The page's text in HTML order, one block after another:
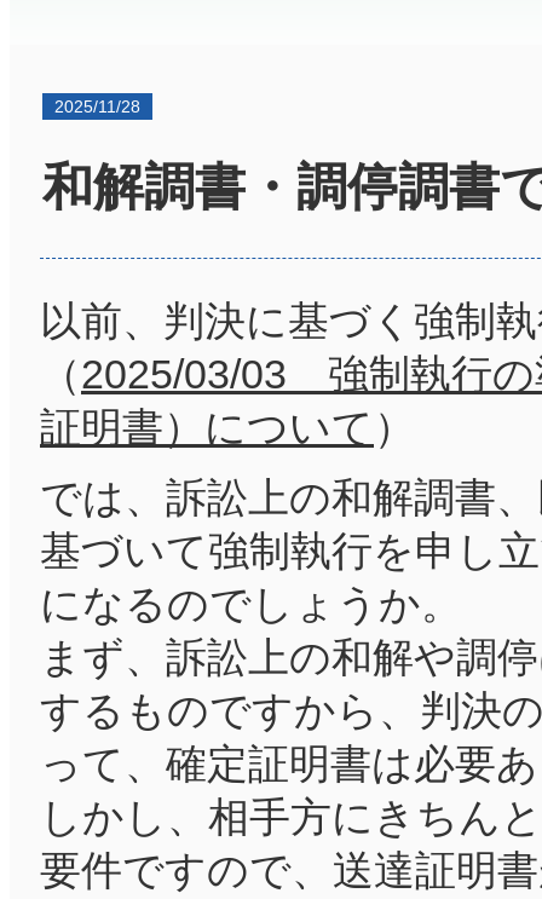
2025/11/28
和解調書・調停調書
以前、判決に基づく強制
（2025/03/03 強制執行の
証明書）について ）
では、訴訟上の和解調書
基づいて強制執行を申し
になるのでしょうか。
まず、訴訟上の和解や調
するものですから、判決
って、確定証明書は必要
しかし、相手方にきちん
要件ですので、送達証明